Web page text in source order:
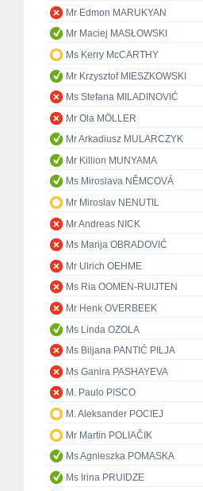
Mr Edmon MARUKYAN
Mr Maciej MASŁOWSKI
Ms Kerry McCARTHY
Mr Krzysztof MIESZKOWSKI
Ms Stefana MILADINOVIĆ
Mr Ola MÖLLER
Mr Arkadiusz MULARCZYK
Mr Killion MUNYAMA
Ms Miroslava NĚMCOVÁ
Mr Miroslav NENUTIL
Mr Andreas NICK
Ms Marija OBRADOVIĆ
Mr Ulrich OEHME
Ms Ria OOMEN-RUIJTEN
Mr Henk OVERBEEK
Ms Linda OZOLA
Ms Biljana PANTIĆ PILJA
Ms Ganira PASHAYEVA
M. Paulo PISCO
M. Aleksander POCIEJ
Mr Martin POLIAČIK
Ms Agnieszka POMASKA
Ms Irina PRUIDZE